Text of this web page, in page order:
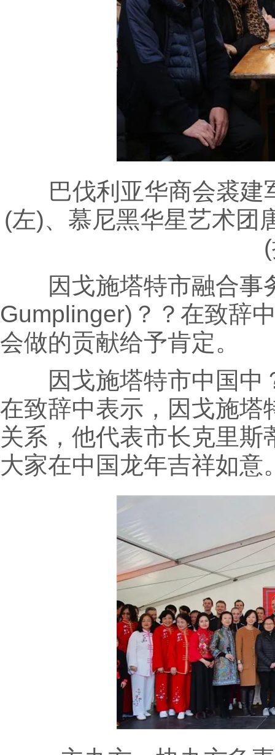
巴伐利亚华商会裘建
(左)、慕尼黑华星艺术团
因戈施塔特市融合事
Gumplinger)？？在致辞
会做的贡献给予肯定。
因戈施塔特市中国中
在致辞中表示，因戈施塔
关系，他代表市长克里斯
大家在中国龙年吉祥如意